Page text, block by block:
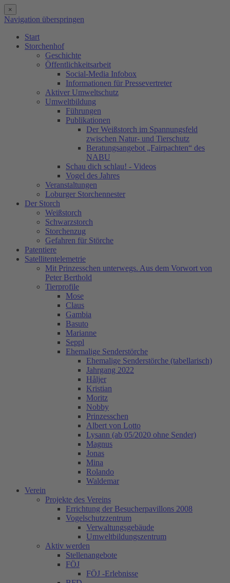
×
Navigation überspringen
Start
Storchenhof
Geschichte
Öffentlichkeitsarbeit
Social-Media Infobox
Informationen für Pressevertreter
Aktiver Umweltschutz
Umweltbildung
Führungen
Publikationen
Der Weißstorch im Spannungsfeld
zwischen Natur- und Tierschutz
Beratungsangebot „Fairpachten“ des
NABU
Schau dich schlau! - Videos
Vogel des Jahres
Veranstaltungen
Loburger Storchennester
Der Storch
Weißstorch
Schwarzstorch
Storchenzug
Gefahren für Störche
Patentiere
Satellitentelemetrie
Mit Prinzesschen unterwegs. Aus dem Vorwort von
Peter Berthold
Tierprofile
Mose
Claus
Gambia
Basuto
Marianne
Seppl
Ehemalige Senderstörche
Ehemalige Senderstörche (tabellarisch)
Jahrgang 2022
Håljer
Kristian
Moritz
Nobby
Prinzesschen
Albert von Lotto
Lysann (ab 05/2020 ohne Sender)
Magnus
Jonas
Mina
Rolando
Waldemar
Verein
Projekte des Vereins
Errichtung der Besucherpavillons 2008
Vogelschutzzentrum
Verwaltungsgebäude
Umweltbildungszentrum
Aktiv werden
Stellenangebote
FÖJ
FÖJ -Erlebnisse